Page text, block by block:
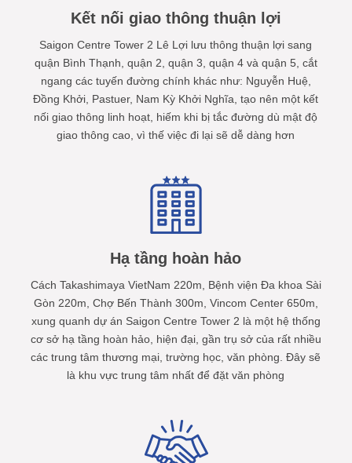
Kết nối giao thông thuận lợi
Saigon Centre Tower 2 Lê Lợi lưu thông thuận lợi sang
quận Bình Thạnh, quận 2, quận 3, quận 4 và quận 5, cắt
ngang các tuyến đường chính khác như: Nguyễn Huệ,
Đồng Khởi, Pastuer, Nam Kỳ Khởi Nghĩa, tạo nên một kết
nối giao thông linh hoạt, hiếm khi bị tắc đường dù mật độ
giao thông cao, vì thế việc đi lại sẽ dễ dàng hơn
Hạ tầng hoàn hảo
Cách Takashimaya VietNam 220m, Bệnh viện Đa khoa Sài
Gòn 220m, Chợ Bến Thành 300m, Vincom Center 650m,
xung quanh dự án Saigon Centre Tower 2 là một hệ thống
cơ sở hạ tầng hoàn hảo, hiện đại, gần trụ sở của rất nhiều
các trung tâm thương mại, trường học, văn phòng. Đây sẽ
là khu vực trung tâm nhất để đặt văn phòng